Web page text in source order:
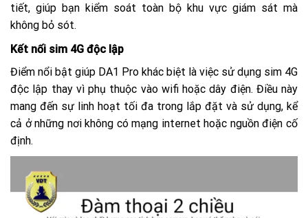
tiết, giúp bạn kiểm soát toàn bộ khu vực giám sát mà
không bỏ sót.
Kết nối sim 4G độc lập
Điểm nổi bật giúp DA1 Pro khác biệt là việc sử dụng sim 4G
độc lập thay vì phụ thuộc vào wifi hoặc dây điện. Điều này
mang đến sự linh hoạt tối đa trong lắp đặt và sử dụng, kể
cả ở những nơi không có mạng internet hoặc nguồn điện cố
định.